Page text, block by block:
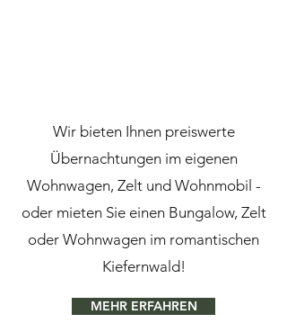
Wir bieten Ihnen preiswerte
Übernachtungen im eigenen
Wohnwagen, Zelt und Wohnmobil -
oder mieten Sie einen Bungalow, Zelt
oder Wohnwagen im romantischen
Kiefernwald!
MEHR ERFAHREN